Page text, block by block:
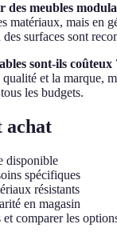
meubles
matériaux, mais en
surfaces sont
sont-ils coûteux
et la marque,
les budgets.
achat
disponible
spécifiques
résistants
en magasin
comparer les